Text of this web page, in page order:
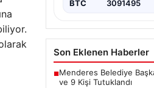
BTC 3091495
Son Eklenen Haberler
■Menderes Belediye
ve 9 Kişi Tutuklandı